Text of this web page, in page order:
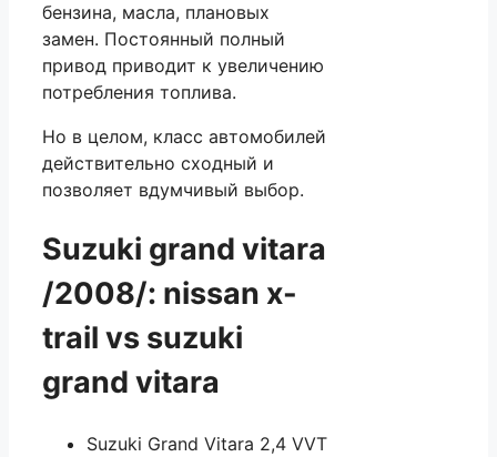
бензина, масла, плановых
замен. Постоянный полный
привод приводит к увеличению
потребления топлива.
Но в целом, класс автомобилей
действительно сходный и
позволяет вдумчивый выбор.
Suzuki grand vitara
/2008/: nissan x-
trail vs suzuki
grand vitara
Suzuki Grand Vitara 2,4 VVT